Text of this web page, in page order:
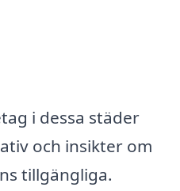
i dessa städer
och insikter om
tillgängliga.